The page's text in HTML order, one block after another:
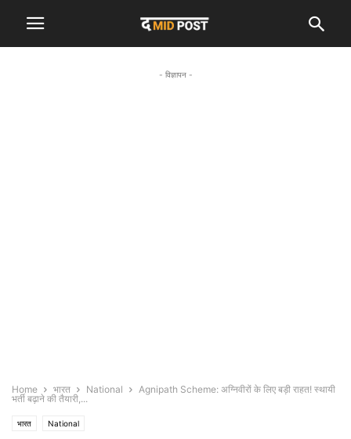
- विज्ञापन -
Home भारत National
Agnipath Scheme: अग्निवीरों के लिए बड़ी राहत! स्थायी
भर्ती बढ़ाने की तैयारी,...
भारत National